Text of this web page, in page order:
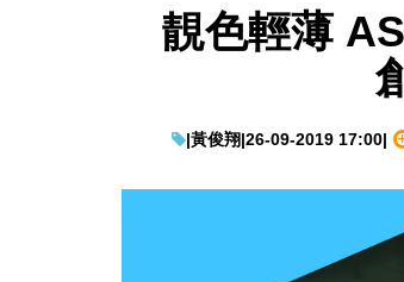
靚色輕薄
|黃俊翔|26-09-2019 17:00|